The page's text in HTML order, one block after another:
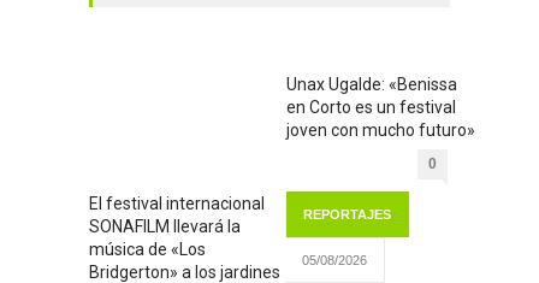
El festival internacional
SONAFILM llevará la
música de «Los
Bridgerton» a los jardines
Unax Ugalde: «Benissa
en Corto es un festival
joven con mucho futuro»
0
REPORTAJES
05/08/2026